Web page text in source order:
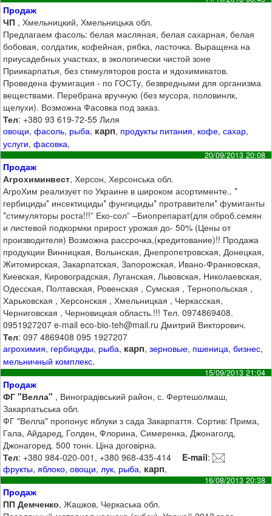
Продаж
ЧП , Хмельницкий, Хмельницька обл.
Предлагаем фасоль: белая масляная, белая сахарная, белая
бобовая, солдатик, кофейная, рябка, ласточка. Выращена на
приусадебных участках, в экологически чистой зоне
Приикарпатья, без стимуляторов роста и ядохимикатов.
Проведена фумигация - по ГОСТу, безвредными для организма
веществами. Перебрана вручную (без мусора, половинлк,
щелухи). Возможна Фасовка под заказ.
Тел: +380 93 619-72-55 Лиля
овощи,фасоль, рыба, карп, продукты питания, кофе,сахар,
услуги,фасовка,
20/09/2013 20:08
Продаж
Агрохиминвест, Херсон, Херсонська обл.
АгроХим реализует по Украине в широком асортименте.. *
гербициды* инсектициды* фунгициды* протравители* фумиганты
*стимуляторы роста!!!” Еко-сол” –Биопрепарат(для оброб.семян
и листевой подкормки прирост урожая до- 50% (Цены от
производителя) Возможна рассрочка,(кредитование)!! Продажа
продукции Винницкая, Волынская, Днепропетровская, Донецкая,
Житомирская, Закарпатская, Запорожская, Ивано-Франковская,
Киевская, Кировоградская, Луганская, Львовская, Николаевская,
Одесская, Полтавская, Ровенская , Сумская , Тернопольская ,
Харьковская , Херсонская , Хмельницкая , Черкасская,
Черниговская , Черновицкая область.!!! Тел. 0974869408.
0951927207 e-mail eco-bio-teh@mail.ru Дмитрий Викторович.
Тел: 097 4869408 095 1927207
агрохимия, гербициды, рыба, карп,зерновые, пшеница,бизнес,
мельничный комплекс,
15/09/2013 21:04
Продаж
ФГ "Велла" , Виноградівський район, с. Фертешолмаш,
Закарпатьська обл.
ФГ "Велла" пропонує яблуки з сада Закарпаття. Сортив: Прима,
Гала, Айдаред, Голден, Флорина, Симеренка, Джонаголд,
Джонагоред. 500 тонн. Ціна договірна.
Тел: +380 984-020-001, +380 968-435-414 E-mail:
фрукты,яблоко,овощи, лук, рыба, карп,
16/08/2013 20:38
Продаж
ПП Демченко, Жашков, Черкаська обл.